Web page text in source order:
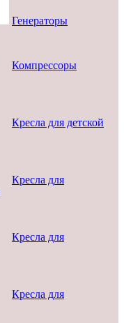
Генераторы
Компрессоры
Кресла для детской
Кресла для
Кресла для
Кресла для